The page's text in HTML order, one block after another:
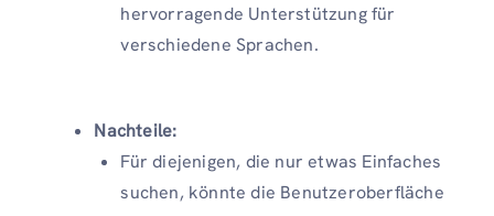
hervorragende Unterstützung für
verschiedene Sprachen.
Nachteile:
Für diejenigen, die nur etwas Einfaches
suchen, könnte die Benutzeroberfläche